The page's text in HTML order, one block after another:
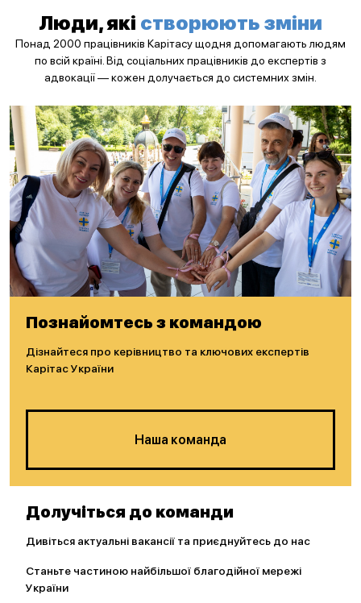
Люди, які створюють зміни
Понад 2000 працівників Карітасу щодня допомагають людям
по всій країні. Від соціальних працівників до експертів з
адвокації — кожен долучається до системних змін.
Познайомтесь з командою
Дізнайтеся про керівництво та ключових експертів
Карітас України
Наша команда
Долучіться до команди
Дивіться актуальні вакансії та приєднуйтесь до нас
Станьте частиною найбільшої благодійної мережі
України